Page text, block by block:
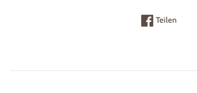
TeilenAuf